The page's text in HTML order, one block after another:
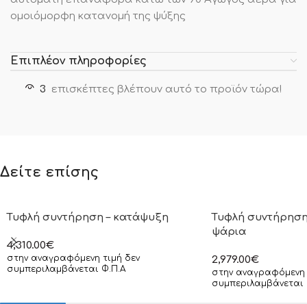
ομοιόμορφη κατανομή της ψύξης
Επιπλέον πληροφορίες
3 επισκέπτες βλέπουν αυτό το προϊόν τώρα!
Δείτε επίσης
Τυφλή συντήρηση – κατάψυξη
4,310.00€
στην αναγραφόμενη τιμή δεν
συμπεριλαμβάνεται Φ.Π.Α
Τυφλή
ψάρια
2,979.00€
στην αναγραφόμενη